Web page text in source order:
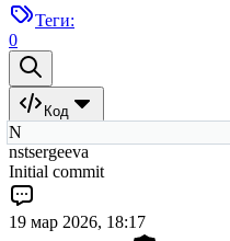
Теги:
0
Код
N
nstsergeeva
Initial commit
19 мар 2026, 18:17